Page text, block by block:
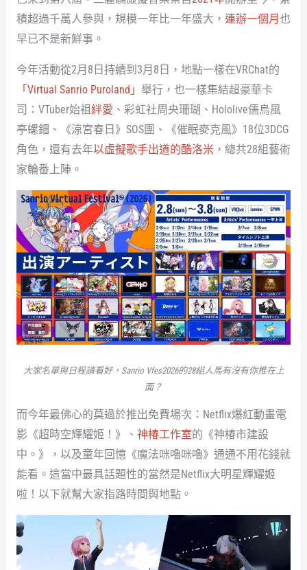
積超過千萬人參與，規模一年比一年盛大， 連辦一個月 也
早已不是新鮮事。
今年活動從2月8日持續到3月8日，地點一樣在VRChat的
「Virtual Sanrio Puroland」 舉行，也一樣集結超豪華卡
司：VTuber始祖絆愛 、彩虹社周央珊瑚、Hololive儒烏風
亭螺鈿、《涼宮春日》SOS團、《催眠麥克風》18位3DCG
角色，還有去年以虛擬歌手出道的酷洛米 ，總共28組藝術
家輪番上陣。
大家名單與日程請看好，Sanrio Vfes2026的28組人馬有沒有你推在上
面？
而今年最佛心的莫過於推出免費場次：Netflix爆紅動畫電
影《超時空輝耀姬！》、 神椿工作室的《神椿市建設
中。》，以及童年回憶《魔法咪嚕咪嚕》通通不用花錢就
能看。這當中最具話題性的當然是Netflix大明星輝耀姬
啦！以下就幫大家指路時間與地點。